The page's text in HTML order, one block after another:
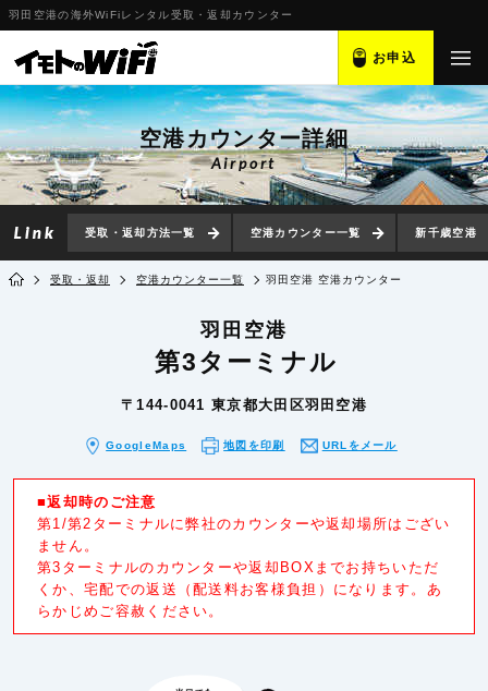
羽田空港の海外WiFiレンタル受取・返却カウンター
お申込
空港カウンター詳細
Airport
受取・返却方法一覧 空港カウンター一覧 新千歳空港
受取・返却 空港カウンター一覧 羽田空港 空港カウンター
羽田空港
第3ターミナル
〒144-0041 東京都大田区羽田空港
GoogleMaps 地図を印刷 URLをメール
■返却時のご注意
第1/第2ターミナルに弊社のカウンターや返却場所はござい
ません。
第3ターミナルのカウンターや返却BOXまでお持ちいただ
くか、宅配での返送（配送料お客様負担）になります。あ
らかじめご容赦ください。